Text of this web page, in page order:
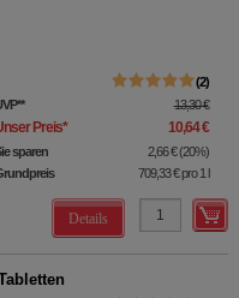
2
** 13,30 €
Preis* 10,64 €
sparen 2,66 € (20%)
709,33 €pro 1 l
Details